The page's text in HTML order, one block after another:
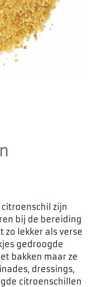
zijn
bij de bereiding
zo lekker als verse
gedroogde
bakken maar ze
dressings,
citroenschillen